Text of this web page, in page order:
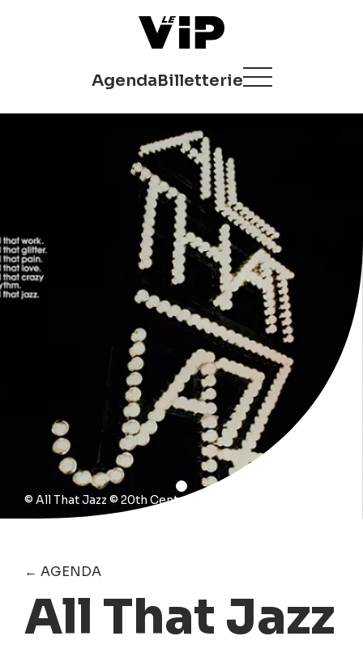
AgendaBilletterie
© All That Jazz © 20th Century Fox
← AGENDA
All That Jazz